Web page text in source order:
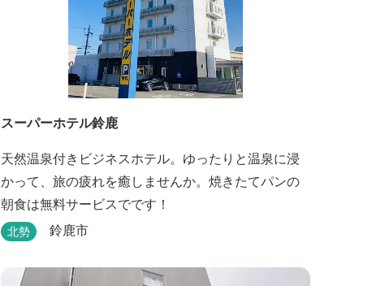
スーパーホテル鈴鹿
天然温泉付きビジネスホテル。ゆったりと温泉に浸
かって、旅の疲れを癒しませんか。焼きたてパンの
朝食は無料サービスでです！
北勢 鈴鹿市